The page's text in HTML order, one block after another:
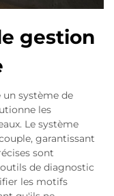
gestion
un système de
les
Le système
garantissant
sont
de diagnostic
les motifs